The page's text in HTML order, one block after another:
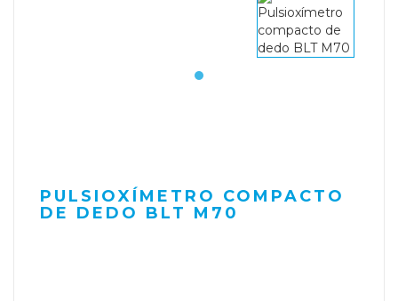
PULSIOXÍMETRO COMPACTO
DE DEDO BLT M70